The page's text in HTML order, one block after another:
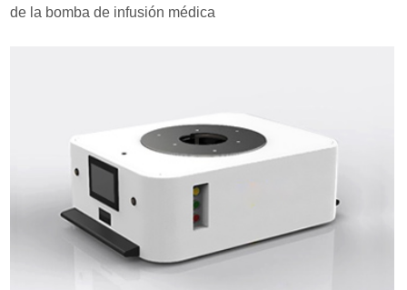
de la bomba de infusión médica